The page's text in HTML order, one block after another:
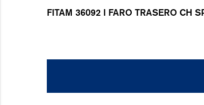
FITAM 36092 I FARO TRASERO CH